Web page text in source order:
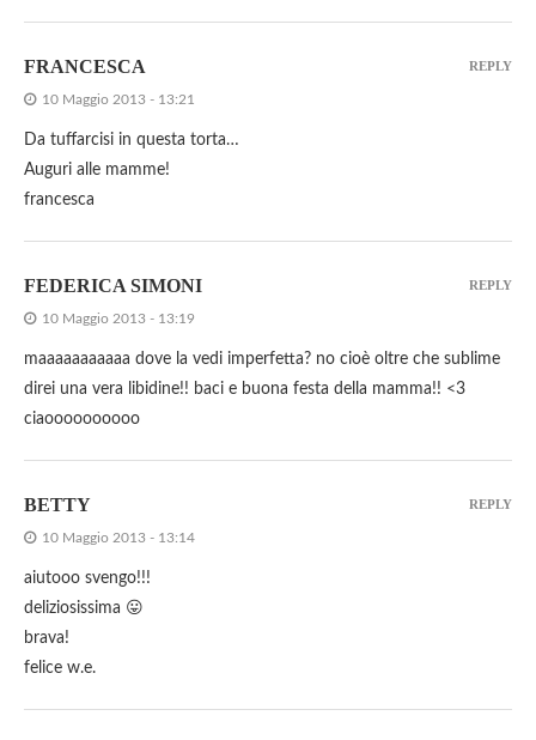
FRANCESCA
10 Maggio 2013 - 13:21
Da tuffarcisi in questa torta…
Auguri alle mamme!
francesca
REPLY
FEDERICA SIMONI
10 Maggio 2013 - 13:19
maaaaaaaaaaa dove la vedi imperfetta? no cioè oltre che sublime
direi una vera libidine!! baci e buona festa della mamma!! <3
ciaoooooooooo
REPLY
BETTY
10 Maggio 2013 - 13:14
aiutooo svengo!!!
deliziosissima 😛
brava!
felice w.e.
REPLY